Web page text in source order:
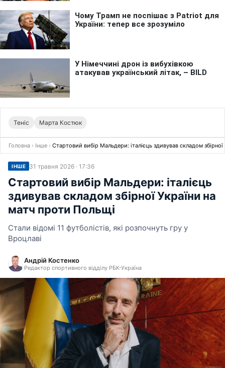
Теніс Марта Костюк
Головна › Інше › Стартовий вибір Мальдери: італієць здивував складом
ІНШЕ 31 травня 2026 · 17:36
Стартовий вибір Мальдери: італієць
здивував складом збірної України на
матч проти Польщі
Стали відомі 11 футболістів, які розпочнуть гру у
Вроцлаві
Андрій Костенко
Редактор спортивного відділу РБК-Україна